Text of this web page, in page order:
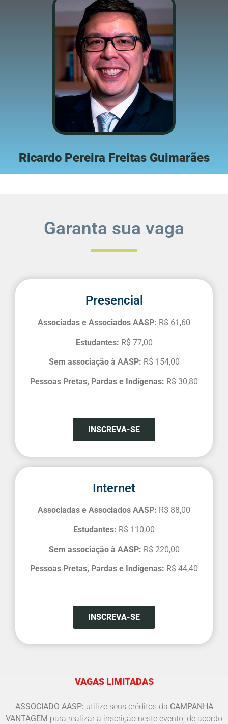
Ricardo Pereira Freitas Guimarães
Garanta sua vaga
Presencial
Associadas e Associados AASP: R$ 61,60
Estudantes: R$ 77,00
Sem associação à AASP: R$ 154,00
Pessoas Pretas, Pardas e Indígenas: R$ 30,80
INSCREVA-SE
Internet
Associadas e Associados AASP: R$ 88,00
Estudantes: R$ 110,00
Sem associação à AASP: R$ 220,00
Pessoas Pretas, Pardas e Indígenas: R$ 44,40
INSCREVA-SE
VAGAS LIMITADAS
ASSOCIADO AASP: utilize seus créditos da CAMPANHA
VANTAGEM para realizar a inscrição neste evento, de acordo